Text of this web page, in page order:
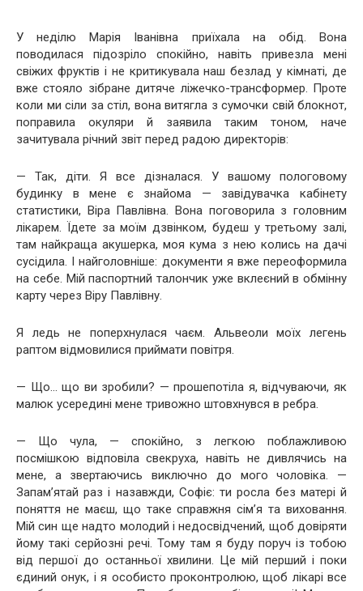
У неділю Марія Іванівна приїхала на обід. Вона
поводилася підозріло спокійно, навіть привезла мені
свіжих фруктів і не критикувала наш безлад у кімнаті, де
вже стояло зібране дитяче ліжечко-трансформер. Проте
коли ми сіли за стіл, вона витягла з сумочки свій блокнот,
поправила окуляри й заявила таким тоном, наче
зачитувала річний звіт перед радою директорів:
— Так, діти. Я все дізналася. У вашому пологовому
будинку в мене є знайома — завідувачка кабінету
статистики, Віра Павлівна. Вона поговорила з головним
лікарем. Їдете за моїм дзвінком, будеш у третьому залі,
там найкраща акушерка, моя кума з нею колись на дачі
сусідила. І найголовніше: документи я вже переоформила
на себе. Мій паспортний талончик уже вклеєний в обмінну
карту через Віру Павлівну.
Я ледь не поперхнулася чаєм. Альвеоли моїх легень
раптом відмовилися приймати повітря.
— Що… що ви зробили? — прошепотіла я, відчуваючи, як
малюк усередині мене тривожно штовхнувся в ребра.
— Що чула, — спокійно, з легкою поблажливою
посмішкою відповіла свекруха, навіть не дивлячись на
мене, а звертаючись виключно до мого чоловіка. —
Запам’ятай раз і назавжди, Софіє: ти росла без матері й
поняття не маєш, що таке справжня сім’я та виховання.
Мій син ще надто молодий і недосвідчений, щоб довіряти
йому такі серйозні речі. Тому там я буду поруч із тобою
від першої до останньої хвилини. Це мій перший і поки
єдиний онук, і я особисто проконтролюю, щоб лікарі все